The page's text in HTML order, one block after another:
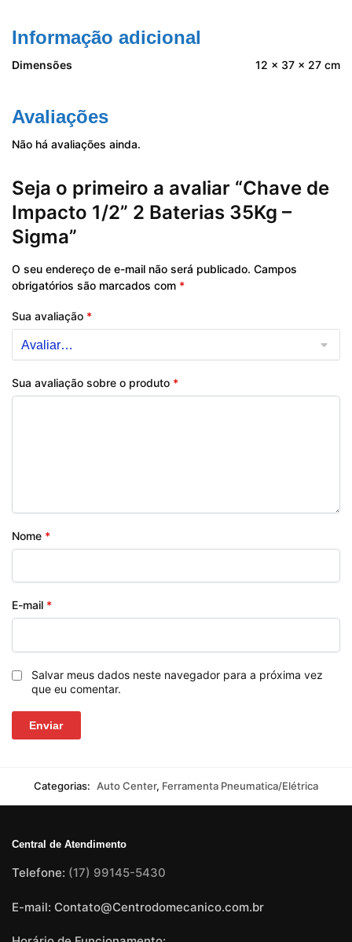
Informação adicional
Dimensões 12 × 37 × 27 cm
Avaliações
Não há avaliações ainda.
Seja o primeiro a avaliar “Chave de
Impacto 1/2” 2 Baterias 35Kg –
Sigma”
O seu endereço de e-mail não será publicado. Campos
obrigatórios são marcados com *
Sua avaliação *
Sua avaliação sobre o produto *
Nome *
E-mail *
Salvar meus dados neste navegador para a próxima vez
que eu comentar.
Categorias: Auto Center, Ferramenta Pneumatica/Elétrica
Central de Atendimento
Telefone: (17) 99145-5430
E-mail: Contato@Centrodomecanico.com.br